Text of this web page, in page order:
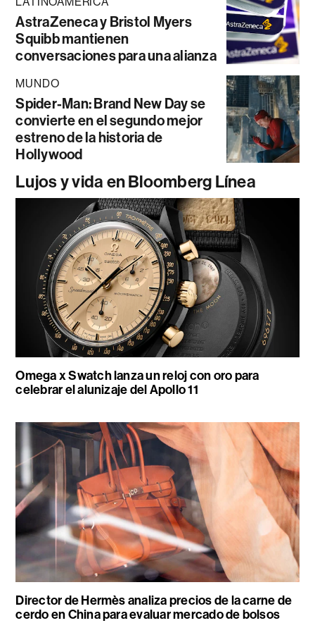
AstraZeneca y Bristol Myers
Squibb mantienen
conversaciones para una alianza
MUNDO
Spider-Man: Brand New Day se
convierte en el segundo mejor
estreno de la historia de
Hollywood
Lujos y vida en Bloomberg Línea
Omega x Swatch lanza un reloj con oro para
celebrar el alunizaje del Apollo 11
Director de Hermès analiza precios de la carne de
cerdo en China para evaluar mercado de bolsos